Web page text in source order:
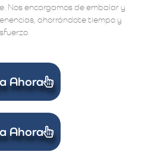
Nos encargamos de embalar y
ahorrándote tiempo y
Ahora
Ahora